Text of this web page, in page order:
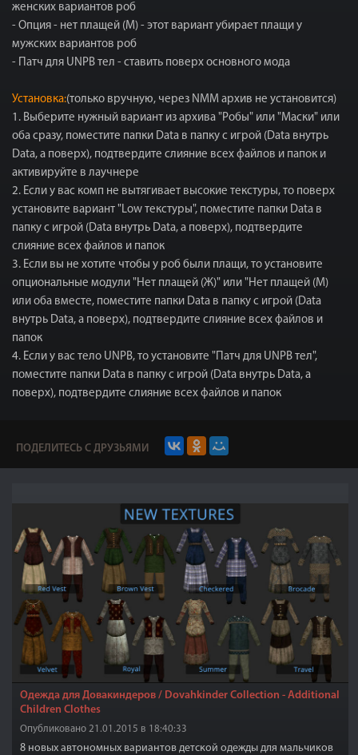
женских вариантов роб
- Опция - нет плащей (М) - этот вариант убирает плащи у
мужских вариантов роб
- Патч для UNPB тел - ставить поверх основного мода
Установка:(только вручную, через NMM архив не установится)
1. Выберите нужный вариант из архива "Робы" или "Маски" или
оба сразу, поместите папки Data в папку с игрой (Data внутрь
Data, а поверх), подтвердите слияние всех файлов и папок и
активируйте в лаучнере
2. Если у вас комп не вытягивает высокие текстуры, то поверх
установите вариант "Low текстуры", поместите папки Data в
папку с игрой (Data внутрь Data, а поверх), подтвердите
слияние всех файлов и папок
3. Если вы не хотите чтобы у роб были плащи, то установите
опциональные модули "Нет плащей (Ж)" или "Нет плащей (М)
или оба вместе, поместите папки Data в папку с игрой (Data
внутрь Data, а поверх), подтвердите слияние всех файлов и
папок
4. Если у вас тело UNPB, то установите "Патч для UNPB тел",
поместите папки Data в папку с игрой (Data внутрь Data, а
поверх), подтвердите слияние всех файлов и папок
ПОДЕЛИТЕСЬ С ДРУЗЬЯМИ
Одежда для Довакиндеров / Dovahkinder Collection - Additional
Children Clothes
Опубликовано 21.01.2015 в 18:40:33
8 новых автономных вариантов детской одежды для мальчиков